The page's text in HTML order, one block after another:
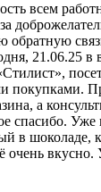
всем
обратную
21.06.25 в
покупками.
а
спасибо.
в шоколаде,
очень вкусно.